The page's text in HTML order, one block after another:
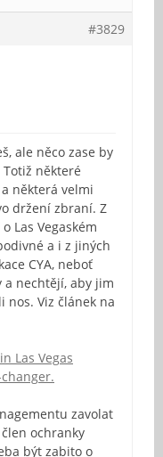
#3829
ale něco zase by
některé
některá velmi
držení zbraní. Z
Las Vegaském
a i z jiných
CYA, neboť
a nechtějí, aby jim
Viz článek na
Las Vegas
zavolat
ochranky
být zabito o